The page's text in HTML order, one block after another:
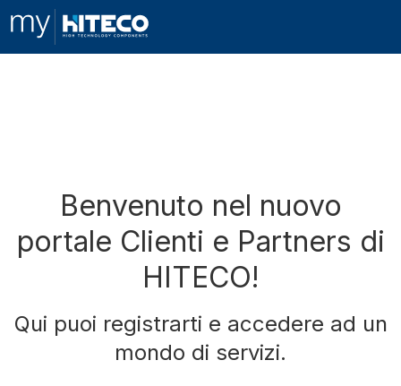
Benvenuto nel nuovo
portale Clienti e Partners di
HITECO!
Qui puoi registrarti e accedere ad un
mondo di servizi.